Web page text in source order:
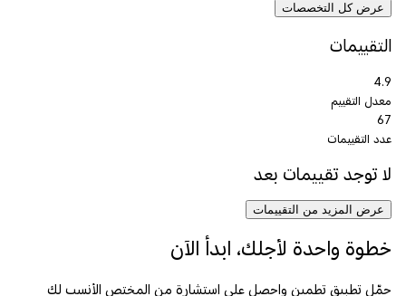
عرض كل التخصصات
التقييمات
4.9
معدل التقييم
67
عدد التقييمات
لا توجد تقييمات بعد
عرض المزيد من التقييمات
خطوة واحدة لأجلك، ابدأ الآن
حمّل تطبيق تطمين واحصل على استشارة من المختص الأنسب لك